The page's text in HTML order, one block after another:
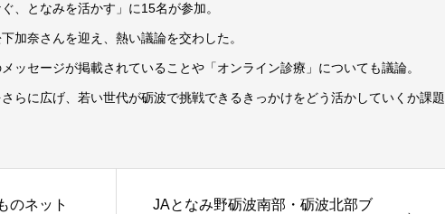
となみを活かす」に15名が参加。
加奈さんを迎え、熱い議論を交わした。
ッセージが掲載されていることや「オンライン診療」についても議論。
らに広げ、若い世代が砺波で挑戦できるきっかけをどう活かしていくか課題
のネット
JAとなみ野砺波南部・砺波北部ブ